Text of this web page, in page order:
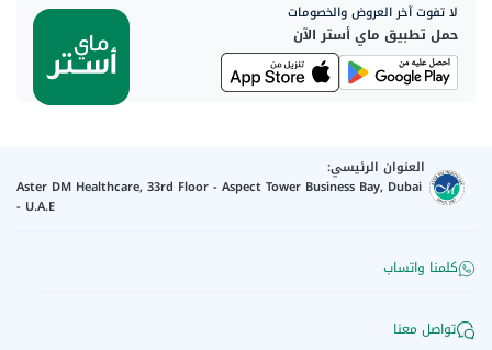
لا تفوت آخر العروض والخصومات
حمل تطبيق ماي أستر الآن
العنوان الرئيسي:
Aster DM Healthcare, 33rd Floor - Aspect Tower Business Bay, Dubai
- U.A.E
كلمنا واتساب
تواصل معنا